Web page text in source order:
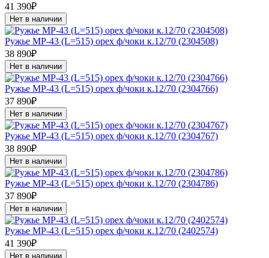
41 390₽
Нет в наличии
Ружье МР-43 (L=515) орех ф/чоки к.12/70 (2304508)
38 890₽
Нет в наличии
Ружье МР-43 (L=515) орех ф/чоки к.12/70 (2304766)
37 890₽
Нет в наличии
Ружье МР-43 (L=515) орех ф/чоки к.12/70 (2304767)
38 890₽
Нет в наличии
Ружье МР-43 (L=515) орех ф/чоки к.12/70 (2304786)
37 890₽
Нет в наличии
Ружье МР-43 (L=515) орех ф/чоки к.12/70 (2402574)
41 390₽
Нет в наличии